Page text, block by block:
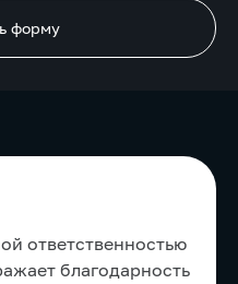
форму
ответственностью
благодарность